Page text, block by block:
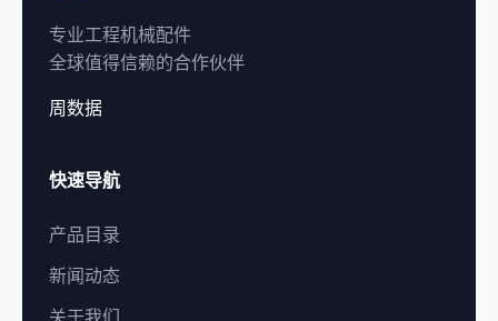
专业工程机械配件
全球值得信赖的合作伙伴
周数据
快速导航
产品目录
新闻动态
关于我们